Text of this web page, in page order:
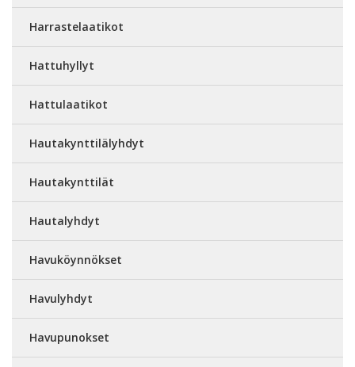
Harrastelaatikot
Hattuhyllyt
Hattulaatikot
Hautakynttilälyhdyt
Hautakynttilät
Hautalyhdyt
Havuköynnökset
Havulyhdyt
Havupunokset